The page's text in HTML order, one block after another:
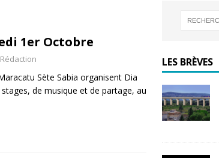
1er Octobre
Sète Sabia organisent Dia
de musique et de partage, au
LES BRÈVES